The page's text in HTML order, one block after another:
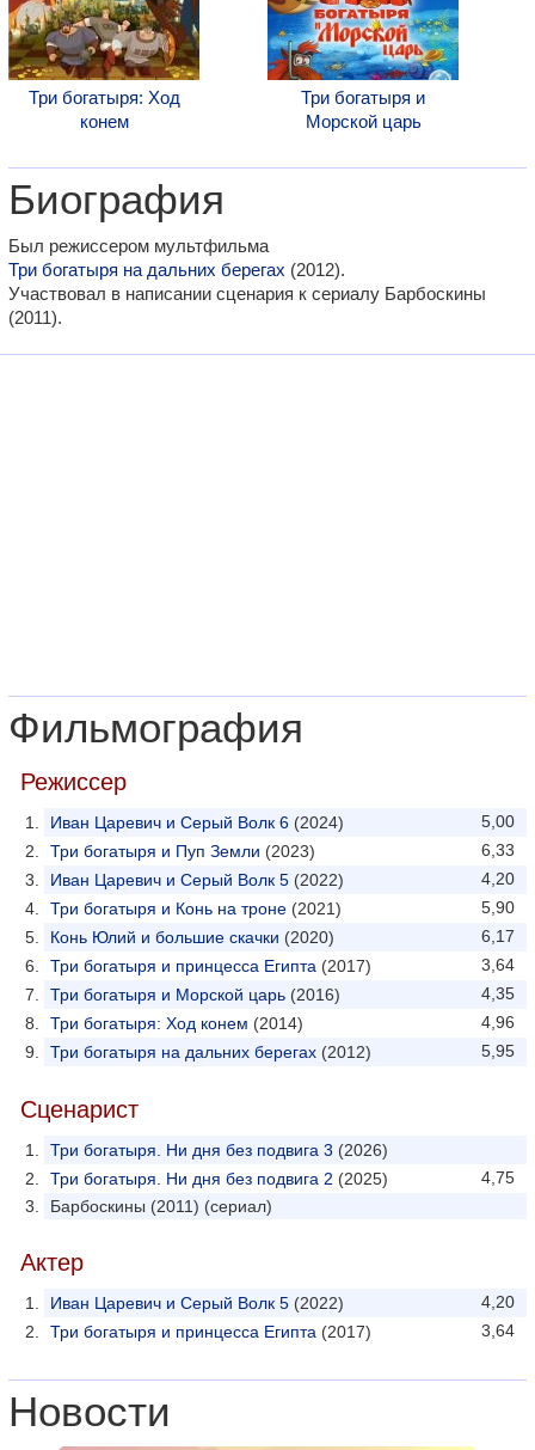
Три богатыря: Ход
конем
Три богатыря и
Морской царь
Биография
Был режиссером мультфильма
Три богатыря на дальних берегах (2012).
Участвовал в написании сценария к сериалу Барбоскины
(2011).
Фильмография
Режиссер
5,00
Иван Царевич и Серый Волк 6 (2024)
6,33
Три богатыря и Пуп Земли (2023)
4,20
Иван Царевич и Серый Волк 5 (2022)
5,90
Три богатыря и Конь на троне (2021)
6,17
Конь Юлий и большие скачки (2020)
3,64
Три богатыря и принцесса Египта (2017)
4,35
Три богатыря и Морской царь (2016)
4,96
Три богатыря: Ход конем (2014)
5,95
Три богатыря на дальних берегах (2012)
Сценарист
Три богатыря. Ни дня без подвига 3 (2026)
4,75
Три богатыря. Ни дня без подвига 2 (2025)
Барбоскины (2011) (сериал)
Актер
4,20
Иван Царевич и Серый Волк 5 (2022)
3,64
Три богатыря и принцесса Египта (2017)
Новости